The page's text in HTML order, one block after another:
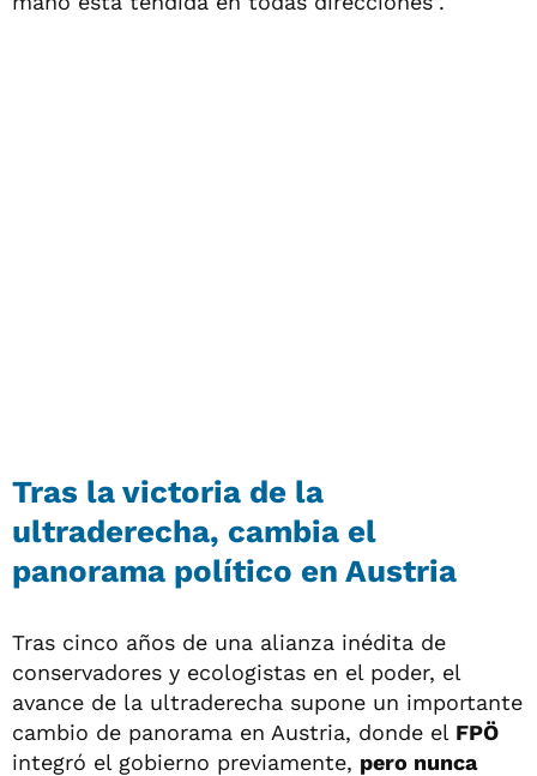
Tras la victoria de la
ultraderecha, cambia el
panorama político en Austria
Tras cinco años de una alianza inédita de
conservadores y ecologistas en el poder, el
avance de la ultraderecha supone un importante
cambio de panorama en Austria, donde el FPÖ
integró el gobierno previamente, pero nunca